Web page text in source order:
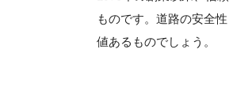
ものです。道路の安全
値あるものでしょう。